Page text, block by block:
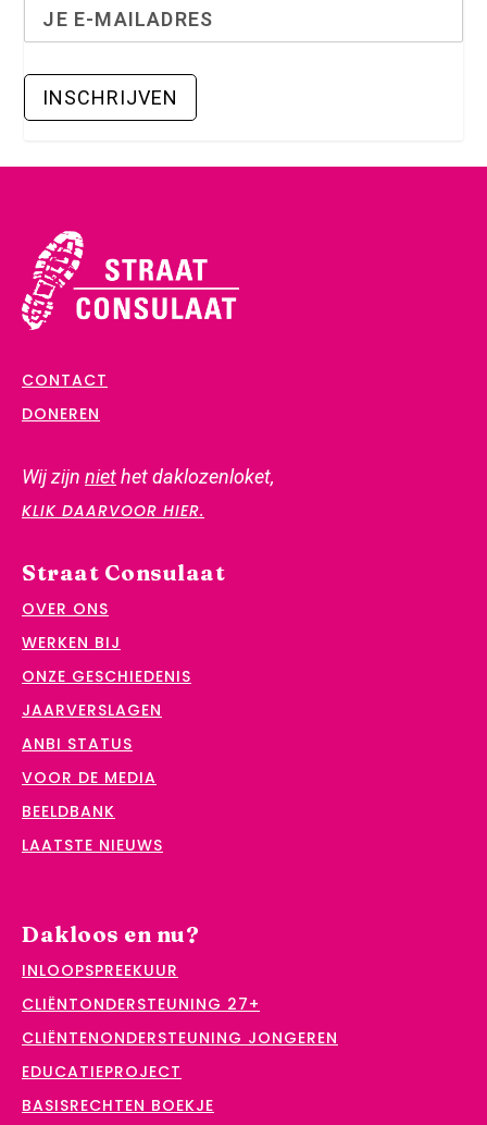
CONTACT
DONEREN
Wij zijn niethet daklozenloket,
KLIK DAARVOOR HIER.
Straat Consulaat
OVER ONS
WERKEN BIJ
ONZE GESCHIEDENIS
JAARVERSLAGEN
ANBI STATUS
VOOR DE MEDIA
BEELDBANK
LAATSTE NIEUWS
Dakloos en nu?
INLOOPSPREEKUUR
CLIËNTONDERSTEUNING 27+
CLIËNTENONDERSTEUNING JONGEREN
EDUCATIEPROJECT
BASISRECHTEN BOEKJE